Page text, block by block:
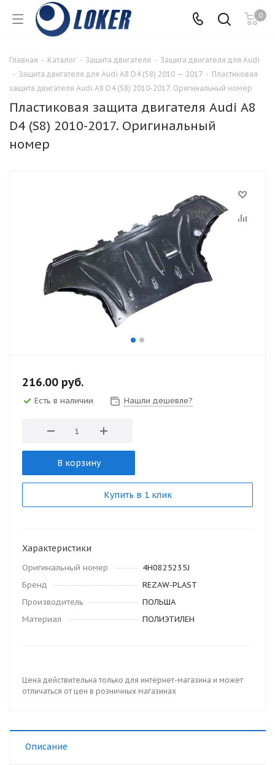
0
Главная - Каталог - Защита двигателя - Защита двигателя для Audi
- Защита двигателя для Audi A8 D4 (S8) 2010 — 2017 - Пластиковая
защита двигателя Audi A8 D4 (S8) 2010-2017. Оригинальный номер
Пластиковая защита двигателя Audi A8
D4 (S8) 2010-2017. Оригинальный
номер
216.00 руб.
Есть в наличии Нашли дешевле?
В корзину
Купить в 1 клик
Характеристики
Оригинальный номер
4H0825235J
Бренд
REZAW-PLAST
Производитель
ПОЛЬША
Материал
ПОЛИЭТИЛЕН
Цена действительна только для интернет-магазина и может
отличаться от цен в розничных магазинах
Описание